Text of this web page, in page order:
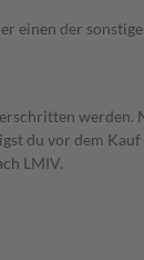
einen der
werden.
du vor dem
LMIV.